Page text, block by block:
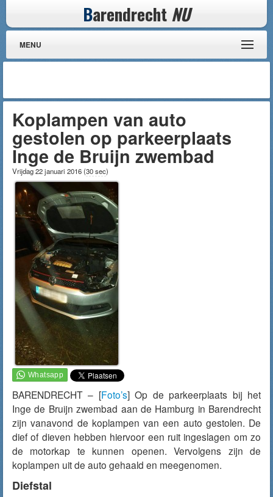
Barendrecht NU
MENU
Koplampen van auto
gestolen op parkeerplaats
Inge de Bruijn zwembad
Vrijdag 22 januari 2016(30 sec)
BARENDRECHT – [Foto’s] Op de parkeerplaats bij het
Inge de Bruijn zwembad aan de Hamburg in Barendrecht
zijnvanavond de koplampen van een auto gestolen. De
dief of dieven hebben hiervoor een ruit ingeslagen om zo
de motorkap te kunnen openen. Vervolgens zijn de
koplampen uit de auto gehaald en meegenomen.
Diefstal